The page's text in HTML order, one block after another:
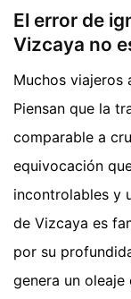
El error de
Vizcaya no
Muchos viajeros
Piensan que la
comparable a
equivocación
incontrolables y
de Vizcaya es
por su
genera un